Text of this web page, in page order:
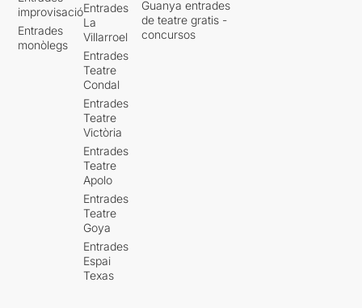
improvisació
Entrades
monòlegs
Entrades
La
Villarroel
Entrades
Teatre
Condal
Entrades
Teatre
Victòria
Entrades
Teatre
Apolo
Entrades
Teatre
Goya
Entrades
Espai
Texas
Guanya entrades
de teatre gratis -
concursos